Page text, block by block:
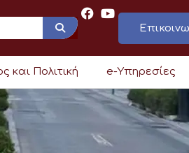
και Πολιτική e-Υπηρεσίες